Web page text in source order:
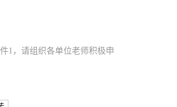
1，请组织各单位老师积极申